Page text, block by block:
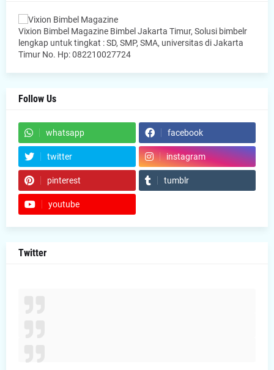
Vixion Bimbel Magazine Bimbel Jakarta Timur, Solusi bimbelr
lengkap untuk tingkat : SD, SMP, SMA, universitas di Jakarta
Timur No. Hp: 082210027724
Follow Us
whatsapp facebook
twitter instagram
pinterest tumblr
youtube
Twitter